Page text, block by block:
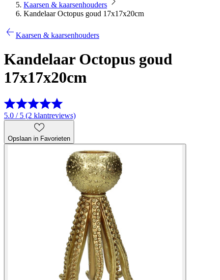
Kaarsen & kaarsenhouders
Kandelaar Octopus goud 17x17x20cm
Kaarsen & kaarsenhouders
Kandelaar Octopus goud
17x17x20cm
5.0 / 5 (2 klantreviews)
Opslaan in Favorieten